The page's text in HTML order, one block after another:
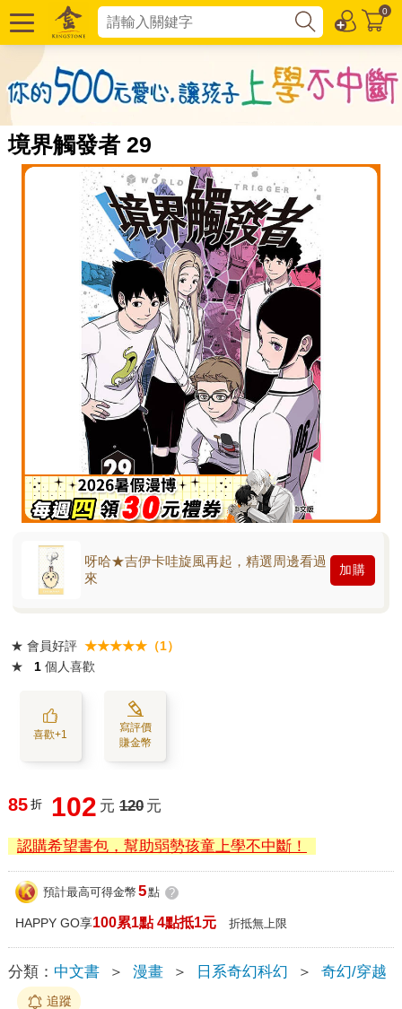
0
境界觸發者 29
呀哈★吉伊卡哇旋風再起，精選周邊看過
來
加購
★ 會員好評 ★★★★★（1）
★
1 個人喜歡
喜歡+1
寫評價
賺金幣
85 折 102 元 120 元
認購希望書包，幫助弱勢孩童上學不中斷！
預計最高可得金幣 5點 ?
HAPPY GO享100累1點 4點抵1元 折抵無上限
分類： 中文書 ＞ 漫畫 ＞ 日系奇幻科幻 ＞ 奇幻/穿越
追蹤